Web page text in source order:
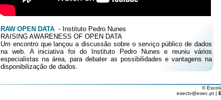
RAW OPEN DATA - Instituto Pedro Nunes
RAISING AWARENESS OF OPEN DATA
Um encontro que lançou a discussão sobre o serviço público de dados
na web. A iniciativa foi do Instituto Pedro Nunes e reuniu vários
especialistas na área, para debater as possibilidades e vantagens na
disponibilização de dados.
©
esectv@esec.pt |